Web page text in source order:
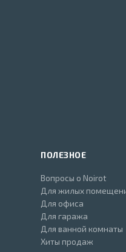
ПОЛЕЗНОЕ
Вопросы о Noirot
Для жилых
Для офиса
Для гаража
Для ванной комнаты
Хиты продаж